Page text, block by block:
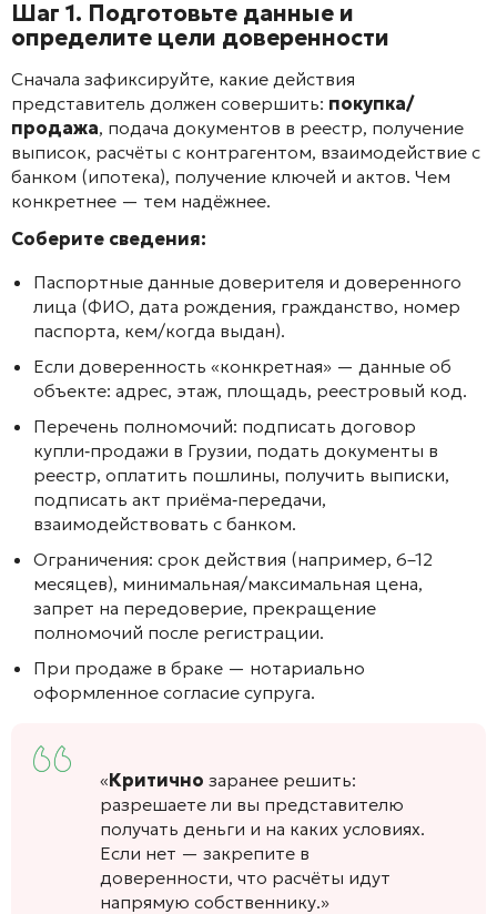
Шаг 1. Подготовьте данные и
определите цели доверенности
Сначала зафиксируйте, какие действия
представитель должен совершить: покупка/
продажа, подача документов в реестр, получение
выписок, расчёты с контрагентом, взаимодействие с
банком (ипотека), получение ключей и актов. Чем
конкретнее — тем надёжнее.
Соберите сведения:
Паспортные данные доверителя и доверенного
лица (ФИО, дата рождения, гражданство, номер
паспорта, кем/когда выдан).
Если доверенность «конкретная» — данные об
объекте: адрес, этаж, площадь, реестровый код.
Перечень полномочий: подписать договор
купли‑продажи в Грузии, подать документы в
реестр, оплатить пошлины, получить выписки,
подписать акт приёма‑передачи,
взаимодействовать с банком.
Ограничения: срок действия (например, 6–12
месяцев), минимальная/максимальная цена,
запрет на передоверие, прекращение
полномочий после регистрации.
При продаже в браке — нотариально
оформленное согласие супруга.
«Критично заранее решить:
разрешаете ли вы представителю
получать деньги и на каких условиях.
Если нет — закрепите в
доверенности, что расчёты идут
напрямую собственнику.»